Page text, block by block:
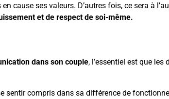
cause ses valeurs. D’autres fois, ce sera à
et de respect de soi-même.
dans son couple, l’essentiel est que les
sentir compris dans sa différence de